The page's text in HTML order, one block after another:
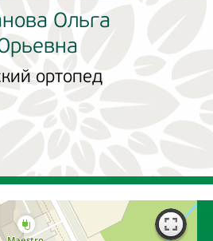
Ольга
ортопед